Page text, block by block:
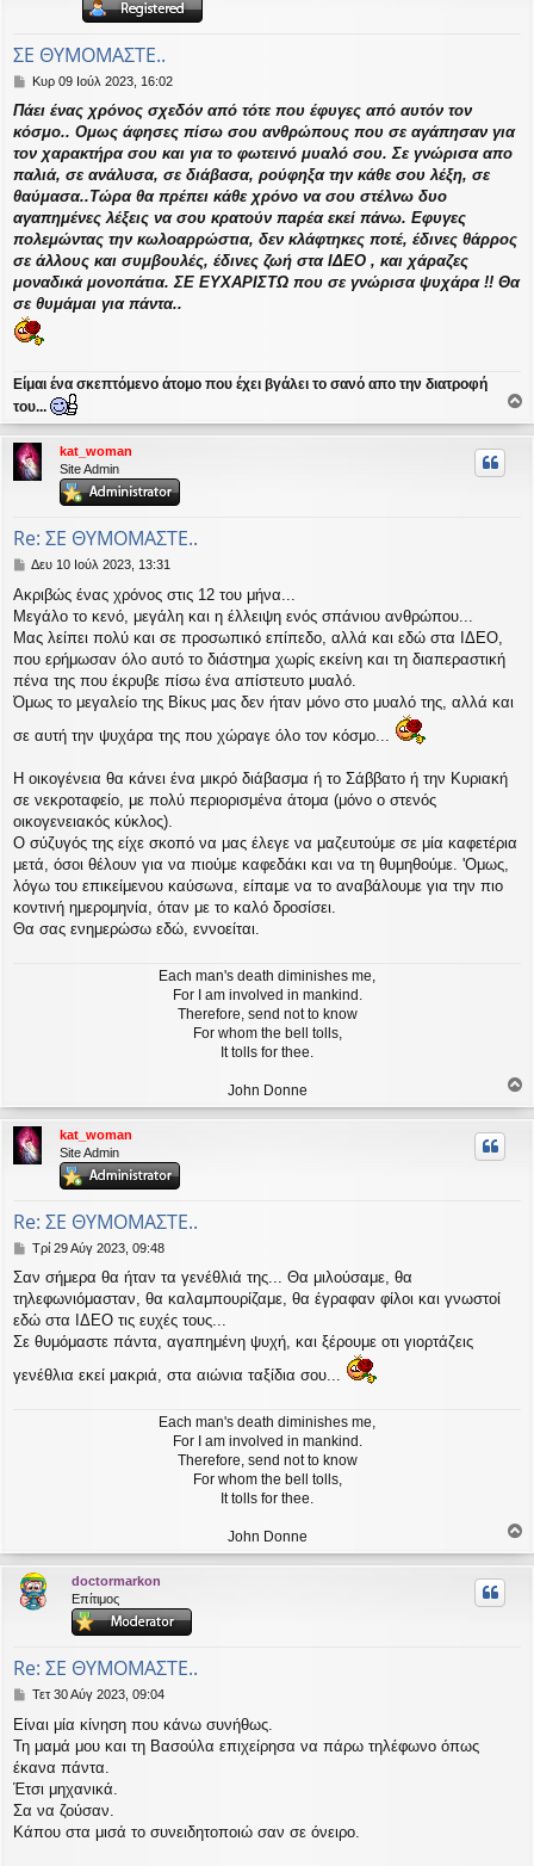
ΣΕ ΘΥΜΟΜΑΣΤΕ..
Δ
μ
ο
σ
ί
υ
σ
η
Κυρ 09 Ιούλ 2023, 16:02
Πάει ένας χρόνος σχεδόν από τότε που έφυγες από αυτόν τον
κόσμο.. Ομως άφησες πίσω σου ανθρώπους που σε αγάπησαν για
τον χαρακτήρα σου και για το φωτεινό μυαλό σου. Σε γνώρισα απο
παλιά, σε ανάλυσα, σε διάβασα, ρούφηξα την κάθε σου λέξη, σε
θαύμασα..Τώρα θα πρέπει κάθε χρόνο να σου στέλνω δυο
αγαπημένες λέξεις να σου κρατούν παρέα εκεί πάνω. Εφυγες
πολεμώντας την κωλοαρρώστια, δεν κλάφτηκες ποτέ, έδινες θάρρος
σε άλλους και συμβουλές, έδινες ζωή στα ΙΔΕΟ , και χάραζες
μοναδικά μονοπάτια. ΣΕ ΕΥΧΑΡΙΣΤΩ που σε γνώρισα ψυχάρα !! Θα
σε θυμάμαι για πάντα..
Είμαι ένα σκεπτόμενο άτομο που έχει βγάλει το σανό απο την διατροφή
του...
ο
ρ
kat_woman
Site Admin
Re: ΣΕ ΘΥΜΟΜΑΣΤΕ..
Δ
μ
ο
σ
υ
σ
Δευ 10 Ιούλ 2023, 13:31
Ακριβώς ένας χρόνος στις 12 του μήνα...
Μεγάλο το κενό, μεγάλη και η έλλειψη ενός σπάνιου ανθρώπου...
Μας λείπει πολύ και σε προσωπικό επίπεδο, αλλά και εδώ στα ΙΔΕΟ,
που ερήμωσαν όλο αυτό το διάστημα χωρίς εκείνη και τη διαπεραστική
πένα της που έκρυβε πίσω ένα απίστευτο μυαλό.
Όμως το μεγαλείο της Βίκυς μας δεν ήταν μόνο στο μυαλό της, αλλά και
σε αυτή την ψυχάρα της που χώραγε όλο τον κόσμο...
Η οικογένεια θα κάνει ένα μικρό διάβασμα ή το Σάββατο ή την Κυριακή
σε νεκροταφείο, με πολύ περιορισμένα άτομα (μόνο ο στενός
οικογενειακός κύκλος).
Ο σύζυγός της είχε σκοπό να μας έλεγε να μαζευτούμε σε μία καφετέρια
μετά, όσοι θέλουν για να πιούμε καφεδάκι και να τη θυμηθούμε. 'Ομως,
λόγω του επικείμενου καύσωνα, είπαμε να το αναβάλουμε για την πιο
κοντινή ημερομηνία, όταν με το καλό δροσίσει.
Θα σας ενημερώσω εδώ, εννοείται.
Each man's death diminishes me,
For I am involved in mankind.
Therefore, send not to know
For whom the bell tolls,
It tolls for thee.
John Donne
ο
ρ
kat_woman
Site Admin
Re: ΣΕ ΘΥΜΟΜΑΣΤΕ..
Δ
μ
ο
σ
ί
υ
Τρί 29 Αύγ 2023, 09:48
Σαν σήμερα θα ήταν τα γενέθλιά της... Θα μιλούσαμε, θα
τηλεφωνιόμασταν, θα καλαμπουρίζαμε, θα έγραφαν φίλοι και γνωστοί
εδώ στα ΙΔΕΟ τις ευχές τους...
Σε θυμόμαστε πάντα, αγαπημένη ψυχή, και ξέρουμε οτι γιορτάζεις
γενέθλια εκεί μακριά, στα αιώνια ταξίδια σου...
Each man's death diminishes me,
For I am involved in mankind.
Therefore, send not to know
For whom the bell tolls,
It tolls for thee.
John Donne
ο
ρ
doctormarkon
Επίτιμος
Re: ΣΕ ΘΥΜΟΜΑΣΤΕ..
Δ
μ
ο
σ
υ
σ
Τετ 30 Αύγ 2023, 09:04
Είναι μία κίνηση που κάνω συνήθως.
Τη μαμά μου και τη Βασούλα επιχείρησα να πάρω τηλέφωνο όπως
έκανα πάντα.
Έτσι μηχανικά.
Σα να ζούσαν.
Κάπου στα μισά το συνειδητοποιώ σαν σε όνειρο.